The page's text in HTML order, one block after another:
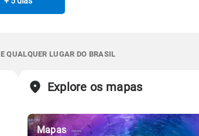
Vento Umidade
ManhãTarde
0.0mm
06:24h às 17:46h
Minguante
Gráfico
QUALQUER LUGAR DO BRASIL
Explore os mapas
Mapas